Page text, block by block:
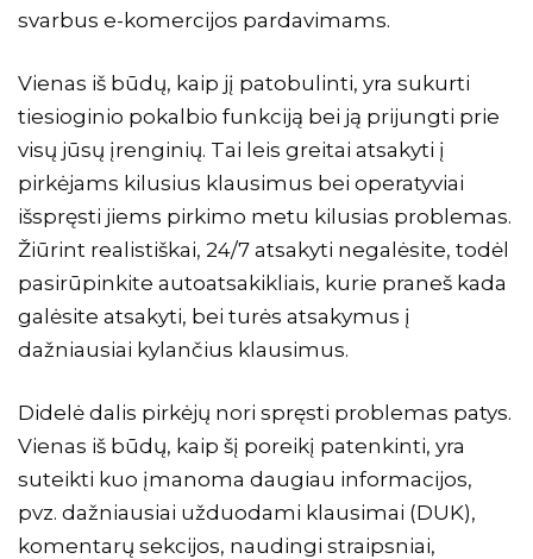
svarbus e-komercijos pardavimams.
Vienas iš būdų, kaip jį patobulinti, yra sukurti
tiesioginio pokalbio funkciją bei ją prijungti prie
visų jūsų įrenginių. Tai leis greitai atsakyti į
pirkėjams kilusius klausimus bei operatyviai
išspręsti jiems pirkimo metu kilusias problemas.
Žiūrint realistiškai, 24/7 atsakyti negalėsite, todėl
pasirūpinkite autoatsakikliais, kurie praneš kada
galėsite atsakyti, bei turės atsakymus į
dažniausiai kylančius klausimus.
Didelė dalis pirkėjų nori spręsti problemas patys.
Vienas iš būdų, kaip šį poreikį patenkinti, yra
suteikti kuo įmanoma daugiau informacijos,
pvz. dažniausiai užduodami klausimai (DUK),
komentarų sekcijos, naudingi straipsniai,